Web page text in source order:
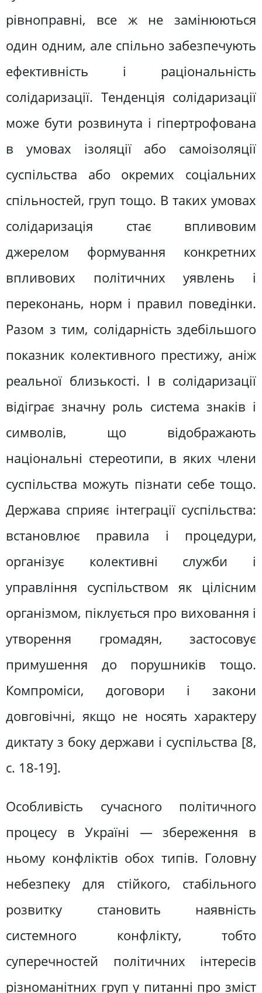
рівноправні, все ж не замінюються
один одним, але спільно забезпечують
ефективність і раціональність
солідаризації. Тенденція солідаризації
може бути розвинута і гіпертрофована
в умовах ізоляції або самоізоляції
суспільства або окремих соціальних
спільностей, груп тощо. В таких умовах
солідаризація стає впливовим
джерелом формування конкретних
впливових політичних уявлень і
переконань, норм і правил поведінки.
Разом з тим, солідарність здебільшого
показник колективного престижу, аніж
реальної близькості. І в солідаризації
відіграє значну роль система знаків і
символів, що відображають
національні стереотипи, в яких члени
суспільства можуть пізнати себе тощо.
Держава сприяє інтеграції суспільства:
встановлює правила і процедури,
організує колективні служби і
управління суспільством як цілісним
організмом, піклується про виховання і
утворення громадян, застосовує
примушення до порушників тощо.
Компроміси, договори і закони
довговічні, якщо не носять характеру
диктату з боку держави і суспільства [8,
c. 18-19].
Особливість сучасного політичного
процесу в Україні — збереження в
ньому конфліктів обох типів. Головну
небезпеку для стійкого, стабільного
розвитку становить наявність
системного конфлікту, тобто
суперечностей політичних інтересів
різноманітних груп у питанні про зміст